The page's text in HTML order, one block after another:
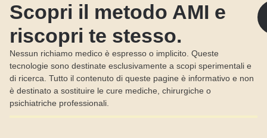
Scopri il metodo AMI e
riscopri te stesso.
Nessun richiamo medico è espresso o implicito. Queste
tecnologie sono destinate esclusivamente a scopi sperimentali e
di ricerca. Tutto il contenuto di queste pagine è informativo e non
è destinato a sostituire le cure mediche, chirurgiche o
psichiatriche professionali.